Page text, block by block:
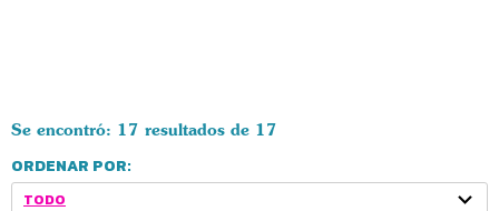
Se encontró: 17 resultados de 17
ORDENAR POR:
TODO